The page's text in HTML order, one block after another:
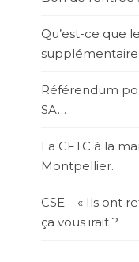
Qu’est-ce que
supplémentaire
Référendum
SA…
La CFTC à la
Montpellier.
CSE – « Ils ont
ça vous irait ?